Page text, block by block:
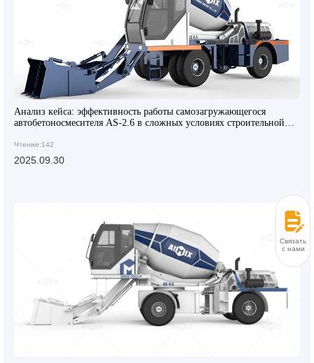
Анализ кейса: эффективность работы самозагружающегося
автобетоносмесителя AS-2.6 в сложных условиях строительной
Чтение:142
2025.09.30
Связаться
с нами